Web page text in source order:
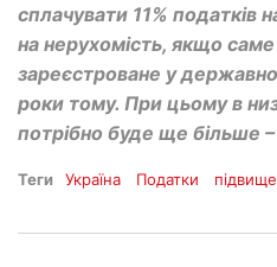
сплачувати 11% податків
на нерухомість, якщо
зареєстроване у
роки тому. При цьому в
потрібно буде ще більше
Теги Україна Податки